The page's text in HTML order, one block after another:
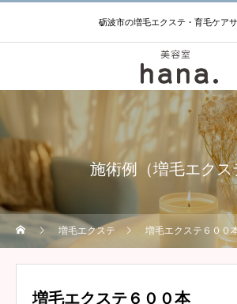
砺波市の増毛エクステ・育毛ケア
施術例（増毛エクス
増毛エクステ 増毛エクステ６００
増毛エクステ６００本